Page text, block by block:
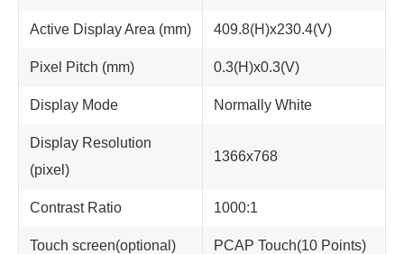
Active Display Area (mm) 409.8(H)x230.4(V)
Pixel Pitch (mm) 0.3(H)x0.3(V)
Display Mode Normally White
Display Resolution
(pixel)
1366x768
Contrast Ratio 1000:1
Touch screen(optional) PCAP Touch(10 Points)